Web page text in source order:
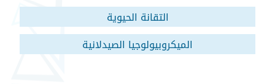
التقانة الحيوية
الميكروبيولوجيا الصيدلانية